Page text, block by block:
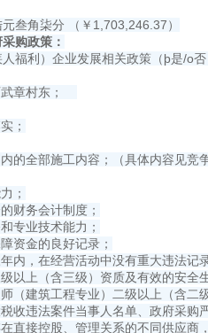
叁角柒分 （￥1,703,246.37）
购政策：
福利）企业发展相关政策（þ是/o否
武章村东；
；
的全部施工内容；（具体内容见竞
；
财务会计制度；
专业技术能力；
资金的良好记录；
内，在经营活动中没有重大违法记
以上（含三级）资质及有效的安全
（建筑工程专业）二级以上（含二
收违法案件当事人名单、政府采购
直接控股、管理关系的不同供应商